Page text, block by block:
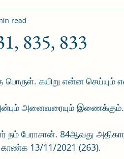
835, 833
read
பொருள். கயிறு என்ன செய்யும்
அன்பும் அனைவரையும் இணைக்கும்.
நம் பேராசான். 84ஆவது
13/11/2021 (263).